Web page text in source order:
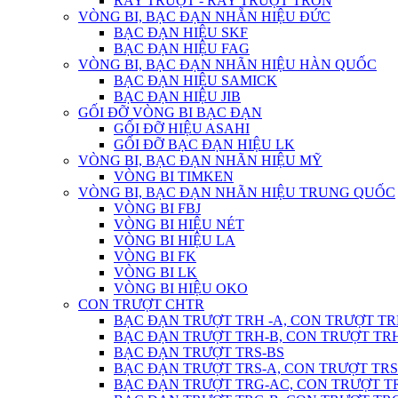
VÒNG BI, BẠC ĐẠN NHẴN HIỆU ĐỨC
BẠC ĐẠN HIỆU SKF
BẠC ĐẠN HIỆU FAG
VÒNG BI, BẠC ĐẠN NHÃN HIỆU HÀN QUỐC
BẠC ĐẠN HIỆU SAMICK
BẠC ĐẠN HIỆU JIB
GỐI ĐỠ VÒNG BI BẠC ĐẠN
GỐI ĐỠ HIỆU ASAHI
GỐI ĐỠ BẠC ĐẠN HIỆU LK
VÒNG BI, BẠC ĐẠN NHÃN HIỆU MỸ
VÒNG BI TIMKEN
VÒNG BI, BẠC ĐẠN NHÃN HIỆU TRUNG QUỐC
VÒNG BI FBJ
VÒNG BI HIỆU NÉT
VÒNG BI HIỆU LA
VÒNG BI FK
VÒNG BI LK
VÒNG BI HIỆU OKO
CON TRƯỢT CHTR
BẠC ĐẠN TRƯỢT TRH -A, CON TRƯỢT
BẠC ĐẠN TRƯỢT TRH-B, CON TRƯỢT
BẠC ĐẠN TRƯỢT TRS-BS
BẠC ĐẠN TRƯỢT TRS-A, CON TRƯỢT
BẠC ĐẠN TRƯỢT TRG-AC, CON TRƯỢT